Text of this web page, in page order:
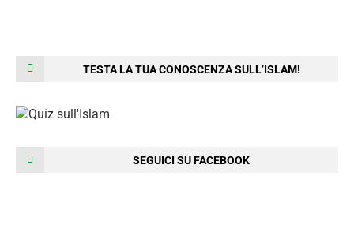
TESTA LA TUA CONOSCENZA SULL’ISLAM!
SEGUICI SU FACEBOOK